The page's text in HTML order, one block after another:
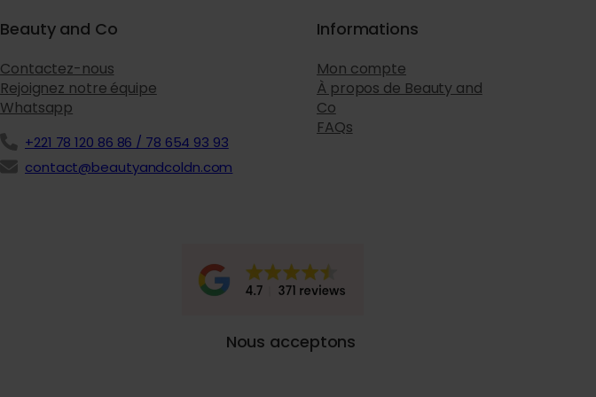
Beauty and Co
Contactez-nous
Rejoignez notre équipe
Whatsapp
+221 78 120 86 86 / 78 654 93 93
contact@beautyandcoldn.com
Informations
Mon compte
À propos de Beauty and
Co
FAQs
Nous acceptons